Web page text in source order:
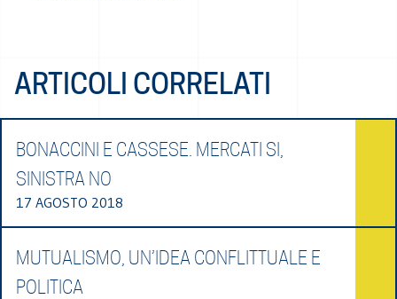
ARTICOLI CORRELATI
BONACCINI E CASSESE. MERCATI SI,
SINISTRA NO
17 AGOSTO 2018
MUTUALISMO, UN’IDEA CONFLITTUALE E
POLITICA